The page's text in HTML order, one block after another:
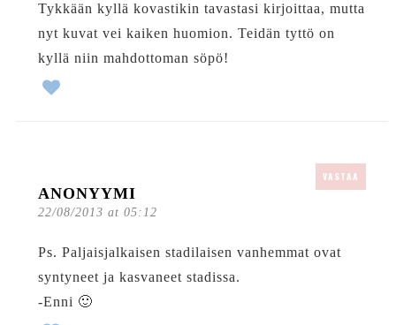
Tykkään kyllä kovastikin tavastasi kirjoittaa, mutta
nyt kuvat vei kaiken huomion. Teidän tyttö on
kyllä niin mahdottoman söpö!
ANONYYMI
22/08/2013 at 05:12
VASTAA
Ps. Paljaisjalkaisen stadilaisen vanhemmat ovat
syntyneet ja kasvaneet stadissa.
-Enni 🙂